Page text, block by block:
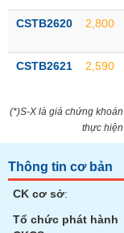
CSTB2620 2,800
CSTB2621 2,590
(*)S-X là giá chứng
thực
Thông tin cơ bản
CK cơ sở:
Tổ chức phát hành
BẤT
SẢN
chứng
khoán
Tất cả Cổ phiếu
đạo